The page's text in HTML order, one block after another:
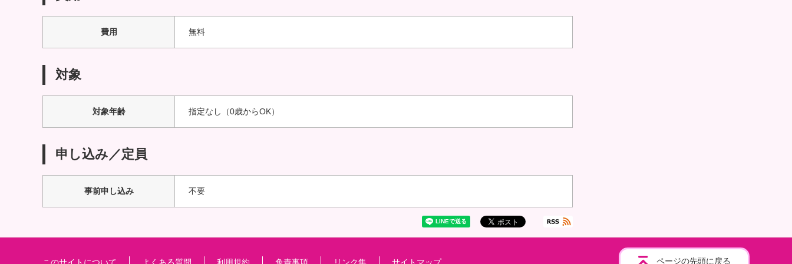
費用 無料
対象
対象年齢 指定なし（0歳からOK）
申し込み／定員
事前申し込み 不要
ページの先頭に戻る